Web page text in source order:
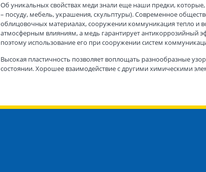
Об уникальных свойствах меди знали еще наши предки,
– посуду, мебель, украшения, скульптуры). Современное
облицовочных материалах, сооружении коммуникация тепло и
атмосферным влияниям, а медь гарантирует антикоррозийный
поэтому использование его при сооружении систем
Высокая пластичность позволяет воплощать разнообразные
состоянии. Хорошее взаимодействие с другими химическими